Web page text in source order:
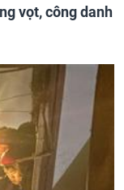
vọt, công danh